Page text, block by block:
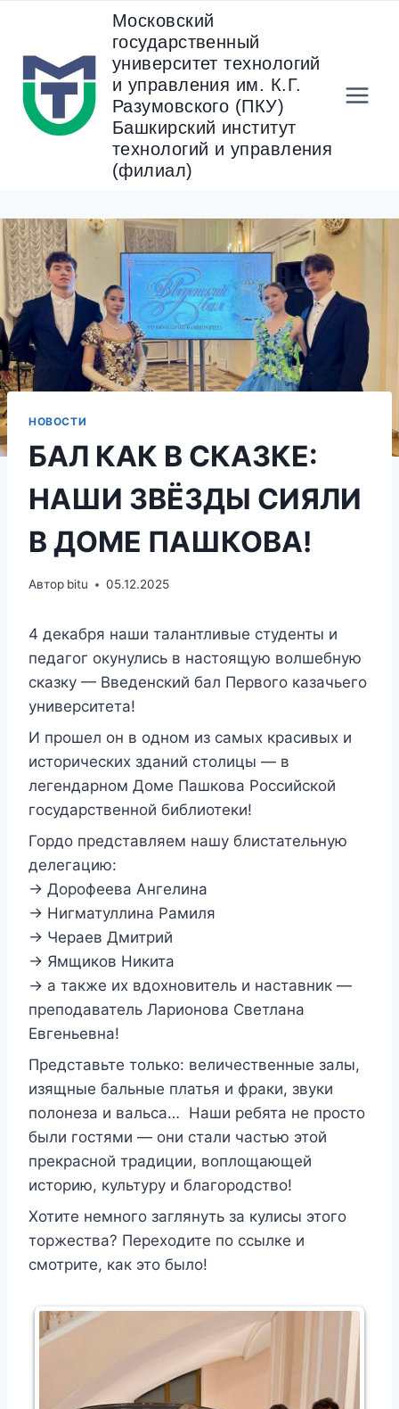
содержанию
Московский
государственный
университет технологий
и управления им. К.Г.
Разумовского (ПКУ)
Башкирский институт
технологий и управления
(филиал)
НОВОСТИ
БАЛ КАК В СКАЗКЕ:
НАШИ ЗВЁЗДЫ СИЯЛИ
В ДОМЕ ПАШКОВА!
Автор bitu 05.12.2025
4 декабря наши талантливые студенты и
педагог окунулись в настоящую волшебную
сказку — Введенский бал Первого казачьего
университета!
И прошел он в одном из самых красивых и
исторических зданий столицы — в
легендарном Доме Пашкова Российской
государственной библиотеки!
Гордо представляем нашу блистательную
делегацию:
→ Дорофеева Ангелина
→ Нигматуллина Рамиля
→ Чераев Дмитрий
→ Ямщиков Никита
→ а также их вдохновитель и наставник —
преподаватель Ларионова Светлана
Евгеньевна!
Представьте только: величественные залы,
изящные бальные платья и фраки, звуки
полонеза и вальса… Наши ребята не просто
были гостями — они стали частью этой
прекрасной традиции, воплощающей
историю, культуру и благородство!
Хотите немного заглянуть за кулисы этого
торжества? Переходите по ссылке и
смотрите, как это было!